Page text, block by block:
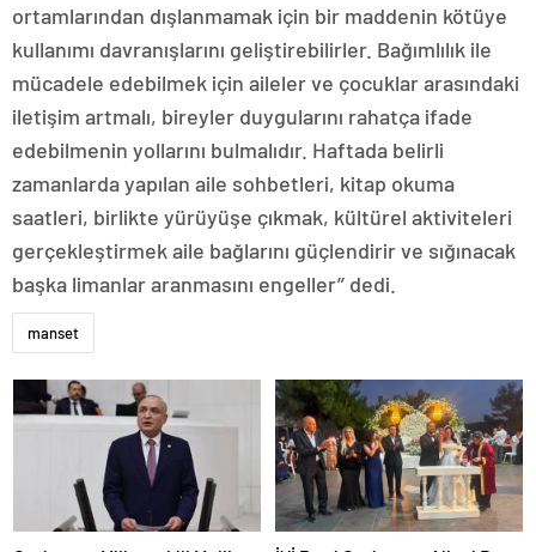
ortamlarından dışlanmamak için bir maddenin kötüye
kullanımı davranışlarını geliştirebilirler. Bağımlılık ile
mücadele edebilmek için aileler ve çocuklar arasındaki
iletişim artmalı, bireyler duygularını rahatça ifade
edebilmenin yollarını bulmalıdır. Haftada belirli
zamanlarda yapılan aile sohbetleri, kitap okuma
saatleri, birlikte yürüyüşe çıkmak, kültürel aktiviteleri
gerçekleştirmek aile bağlarını güçlendirir ve sığınacak
başka limanlar aranmasını engeller’’ dedi.
manset